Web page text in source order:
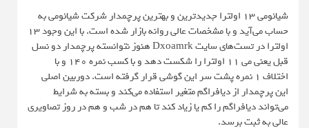
شیائومی 13 اولترا جدیدترین و بهترین پرچمدار شرکت شیائومی به
حساب می‌آید و با مشخصات عالی روانه بازار شده است. با این وجود 13
اولترا در تست‌های سایت Dxoamrk هنوز نتوانسته پرچمدار دو نسل
قبل یعنی می 11 اولترا را شکست دهد و با کسب نمره 140 و با
اختلاف 1 نمره پشت سر این گوشی قرار گرفته است. دوربین اصلی
این پرچمدار از دیافراگم متغیر استفاده می‌کند و بسته به شرایط
می‌تواند دیافراگم را کم یا زیاد کند تا هم در شب و هم در روز تصاویری
عالی به ثبت برسد.